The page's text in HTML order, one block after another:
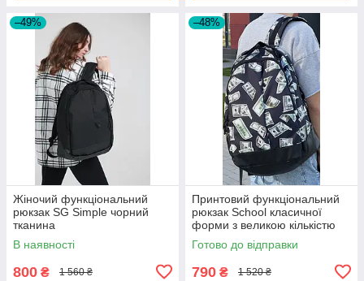
–49%
Жіночий функціональний
рюкзак SG Simple чорний
тканина
В наявності
800 ₴ 1 560 ₴
–48%
Принтовий функціональний
рюкзак School класичної
форми з великою кількістю
відділень на 30л
Готово до відправки
790 ₴ 1 520 ₴